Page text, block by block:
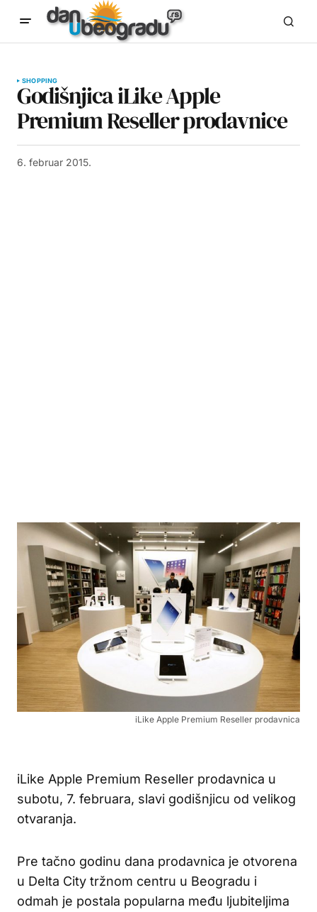
SHOPPING
Godišnjica iLike Apple
Premium Reseller prodavnice
6. februar 2015.
iLike Apple Premium Reseller prodavnica
iLike Apple Premium Reseller prodavnica u
subotu, 7. februara, slavi godišnjicu od velikog
otvaranja.
Pre tačno godinu dana prodavnica je otvorena
u Delta City tržnom centru u Beogradu i
odmah je postala popularna među ljubiteljima